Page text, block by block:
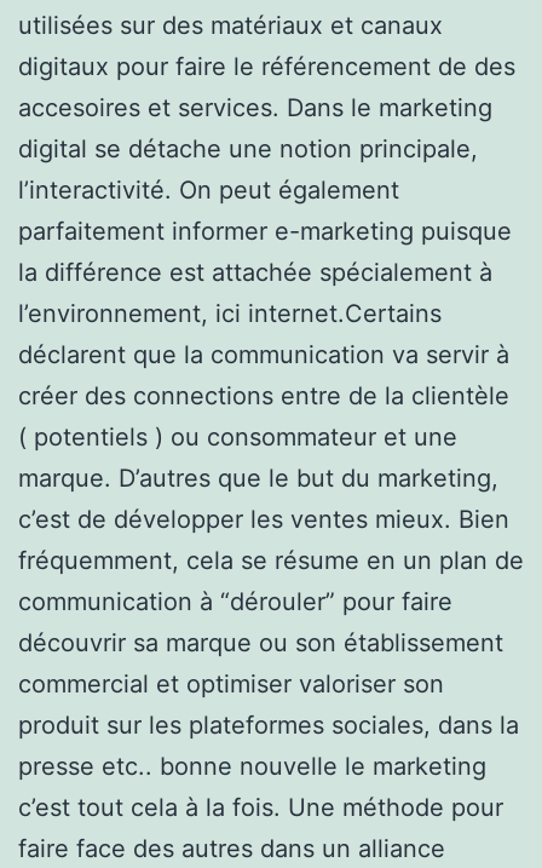
utilisées sur des matériaux et canaux
digitaux pour faire le référencement de des
accesoires et services. Dans le marketing
digital se détache une notion principale,
l’interactivité. On peut également
parfaitement informer e-marketing puisque
la différence est attachée spécialement à
l’environnement, ici internet.Certains
déclarent que la communication va servir à
créer des connections entre de la clientèle
( potentiels ) ou consommateur et une
marque. D’autres que le but du marketing,
c’est de développer les ventes mieux. Bien
fréquemment, cela se résume en un plan de
communication à “dérouler” pour faire
découvrir sa marque ou son établissement
commercial et optimiser valoriser son
produit sur les plateformes sociales, dans la
presse etc.. bonne nouvelle le marketing
c’est tout cela à la fois. Une méthode pour
faire face des autres dans un alliance